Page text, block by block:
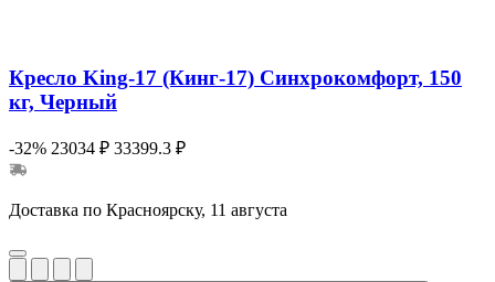
Кресло King-17 (Кинг-17) Синхрокомфорт, 150
кг, Черный
-32% 23034 ₽ 33399.3 ₽
Доставка по Красноярску, 11 августа